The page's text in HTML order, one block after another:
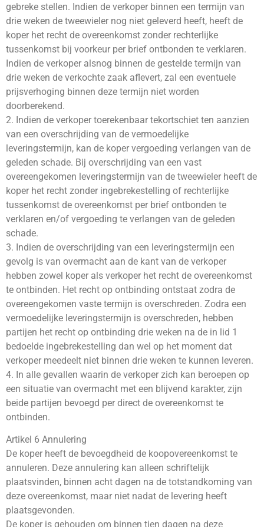
gebreke stellen. Indien de verkoper binnen een termijn van
drie weken de tweewieler nog niet geleverd heeft, heeft de
koper het recht de overeenkomst zonder rechterlijke
tussenkomst bij voorkeur per brief ontbonden te verklaren.
Indien de verkoper alsnog binnen de gestelde termijn van
drie weken de verkochte zaak aflevert, zal een eventuele
prijsverhoging binnen deze termijn niet worden
doorberekend.
2. Indien de verkoper toerekenbaar tekortschiet ten aanzien
van een overschrijding van de vermoedelijke
leveringstermijn, kan de koper vergoeding verlangen van de
geleden schade. Bij overschrijding van een vast
overeengekomen leveringstermijn van de tweewieler heeft de
koper het recht zonder ingebrekestelling of rechterlijke
tussenkomst de overeenkomst per brief ontbonden te
verklaren en/of vergoeding te verlangen van de geleden
schade.
3. Indien de overschrijding van een leveringstermijn een
gevolg is van overmacht aan de kant van de verkoper
hebben zowel koper als verkoper het recht de overeenkomst
te ontbinden. Het recht op ontbinding ontstaat zodra de
overeengekomen vaste termijn is overschreden. Zodra een
vermoedelijke leveringstermijn is overschreden, hebben
partijen het recht op ontbinding drie weken na de in lid 1
bedoelde ingebrekestelling dan wel op het moment dat
verkoper meedeelt niet binnen drie weken te kunnen leveren.
4. In alle gevallen waarin de verkoper zich kan beroepen op
een situatie van overmacht met een blijvend karakter, zijn
beide partijen bevoegd per direct de overeenkomst te
ontbinden.
Artikel 6 Annulering
De koper heeft de bevoegdheid de koopovereenkomst te
annuleren. Deze annulering kan alleen schriftelijk
plaatsvinden, binnen acht dagen na de totstandkoming van
deze overeenkomst, maar niet nadat de levering heeft
plaatsgevonden.
De koper is gehouden om binnen tien dagen na deze